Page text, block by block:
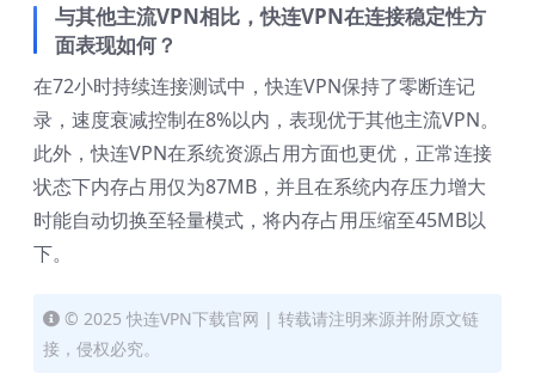
与其他主流VPN相比，快连VPN在连接稳定性方
面表现如何？
在72小时持续连接测试中，快连VPN保持了零断连记
录，速度衰减控制在8%以内，表现优于其他主流VPN。
此外，快连VPN在系统资源占用方面也更优，正常连接
状态下内存占用仅为87MB，并且在系统内存压力增大
时能自动切换至轻量模式，将内存占用压缩至45MB以
下。
© 2025 快连VPN下载官网 | 转载请注明来源并附原文链
接，侵权必究。